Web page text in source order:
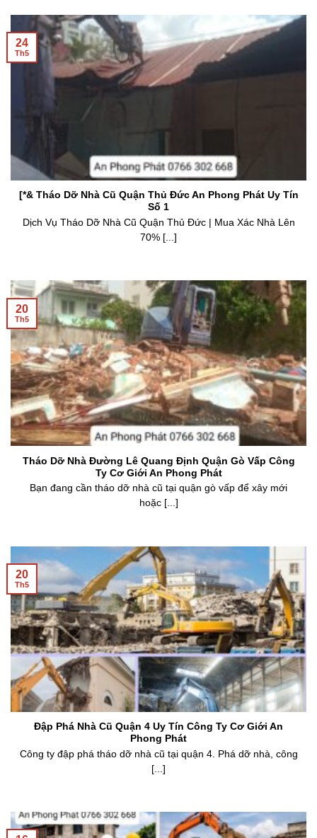
[*& Tháo Dỡ Nhà Cũ Quận Thủ Đức An Phong Phát Uy Tín
Số 1
Dịch Vụ Tháo Dỡ Nhà Cũ Quận Thủ Đức | Mua Xác Nhà Lên
24
Tháo Dỡ Nhà Đường Lê Quang Định Quận Gò Vấp Công
Ty Cơ Giới An Phong Phát
Bạn đang cần tháo dỡ nhà cũ tại quận gò vấp để xây mới
20
Th5
Đập Phá Nhà Cũ Quận 4 Uy Tín Công Ty Cơ Giới An
Phong Phát
Công ty đập phá tháo dỡ nhà cũ tại quận 4. Phá dỡ nhà, công
20
Th5